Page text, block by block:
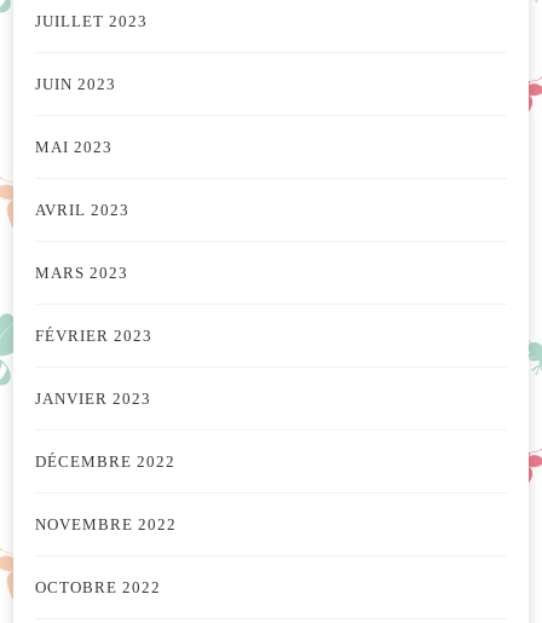
JUILLET 2023
JUIN 2023
MAI 2023
AVRIL 2023
MARS 2023
FÉVRIER 2023
JANVIER 2023
DÉCEMBRE 2022
NOVEMBRE 2022
OCTOBRE 2022